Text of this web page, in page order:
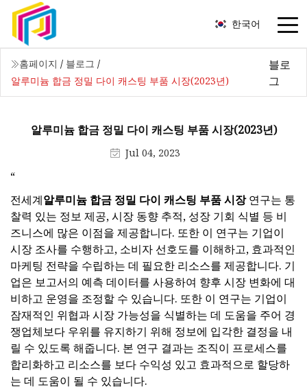
한국어
홈페이지 / 블로그 /
알루미늄 합금 정밀 다이 캐스팅 부품 시장(2023년)
블로
그
알루미늄 합금 정밀 다이 캐스팅 부품 시장(2023년)
Jul 04, 2023
“
전세계알루미늄 합금 정밀 다이 캐스팅 부품 시장연구는 통
찰력 있는 정보 제공, 시장 동향 추적, 성장 기회 식별 등 비
즈니스에 많은 이점을 제공합니다. 또한 이 연구는 기업이
시장 조사를 수행하고, 소비자 선호도를 이해하고, 효과적인
마케팅 전략을 수립하는 데 필요한 리소스를 제공합니다. 기
업은 보고서의 예측 데이터를 사용하여 향후 시장 변화에 대
비하고 운영을 조정할 수 있습니다. 또한 이 연구는 기업이
잠재적인 위협과 시장 가능성을 식별하는 데 도움을 주어 경
쟁업체보다 우위를 유지하기 위해 정보에 입각한 결정을 내
릴 수 있도록 해줍니다. 본 연구 결과는 조직이 프로세스를
합리화하고 리소스를 보다 수익성 있고 효과적으로 할당하
는 데 도움이 될 수 있습니다.